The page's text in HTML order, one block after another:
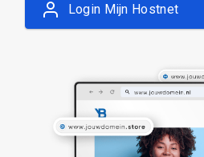
Login Mijn Hostnet